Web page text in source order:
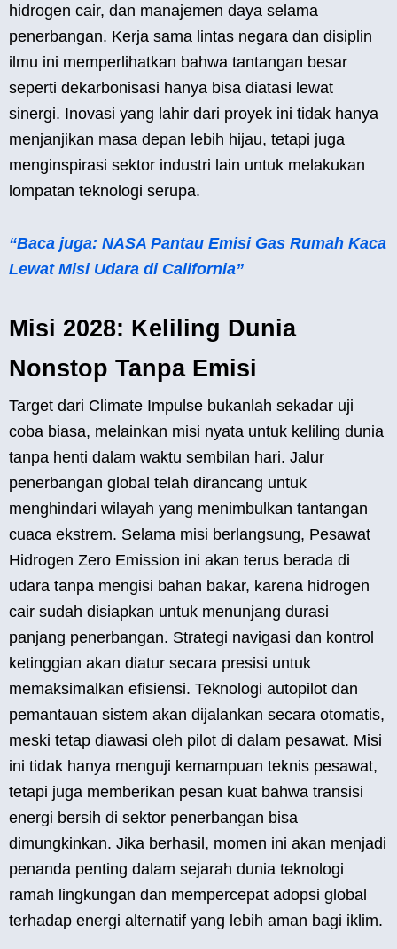
hidrogen cair, dan manajemen daya selama
penerbangan. Kerja sama lintas negara dan disiplin
ilmu ini memperlihatkan bahwa tantangan besar
seperti dekarbonisasi hanya bisa diatasi lewat
sinergi. Inovasi yang lahir dari proyek ini tidak hanya
menjanjikan masa depan lebih hijau, tetapi juga
menginspirasi sektor industri lain untuk melakukan
lompatan teknologi serupa.
“Baca juga: NASA Pantau Emisi Gas Rumah Kaca
Lewat Misi Udara di California”
Misi 2028: Keliling Dunia
Nonstop Tanpa Emisi
Target dari Climate Impulse bukanlah sekadar uji
coba biasa, melainkan misi nyata untuk keliling dunia
tanpa henti dalam waktu sembilan hari. Jalur
penerbangan global telah dirancang untuk
menghindari wilayah yang menimbulkan tantangan
cuaca ekstrem. Selama misi berlangsung, Pesawat
Hidrogen Zero Emission ini akan terus berada di
udara tanpa mengisi bahan bakar, karena hidrogen
cair sudah disiapkan untuk menunjang durasi
panjang penerbangan. Strategi navigasi dan kontrol
ketinggian akan diatur secara presisi untuk
memaksimalkan efisiensi. Teknologi autopilot dan
pemantauan sistem akan dijalankan secara otomatis,
meski tetap diawasi oleh pilot di dalam pesawat. Misi
ini tidak hanya menguji kemampuan teknis pesawat,
tetapi juga memberikan pesan kuat bahwa transisi
energi bersih di sektor penerbangan bisa
dimungkinkan. Jika berhasil, momen ini akan menjadi
penanda penting dalam sejarah dunia teknologi
ramah lingkungan dan mempercepat adopsi global
terhadap energi alternatif yang lebih aman bagi iklim.